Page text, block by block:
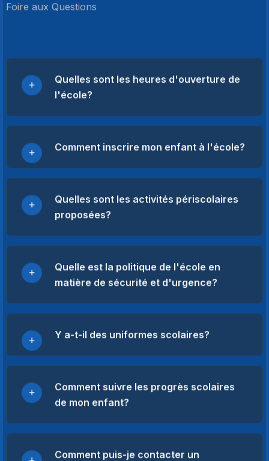
Foire aux Questions
Quelles sont les heures d'ouverture de
l'école?
Comment inscrire mon enfant à l'école?
Quelles sont les activités périscolaires
proposées?
Quelle est la politique de l'école en
matière de sécurité et d'urgence?
Y a-t-il des uniformes scolaires?
Comment suivre les progrès scolaires
de mon enfant?
Comment puis-je contacter un